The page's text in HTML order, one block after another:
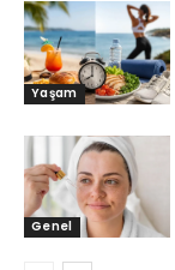
Yaşam
Genel